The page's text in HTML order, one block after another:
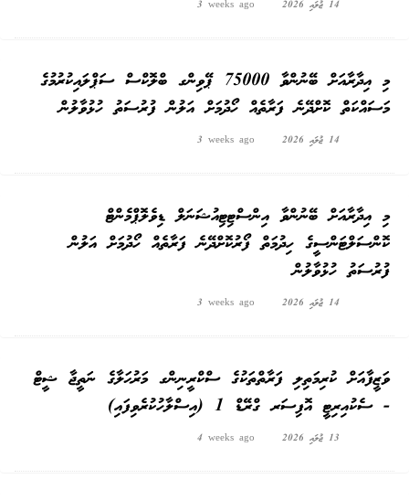
14 ޖުލައި 2026 3 weeks ago
މި އިދާރާއަށް ބޭނުންވާ 75000 ޕޭވިންގ ބްލޮކްސް ސަޕްލައިކުރުމުގެ
މަސައްކަތް ކޮށްދޭނެ ފަރާތެއް ހޯދުމަށް އަލުން ފުރުސަތު ހުޅުވާލުން
14 ޖުލައި 2026 3 weeks ago
މި އިދާރާއަށް ބޭނުންވާ އިންސްޓިޓިއުޝަނަލް ޑިވެލޮޕްމެންޓް
ކޮންސަލްޓަންސީގެ ހިދުމަތް ފޯރުކޮށްދޭނެ ފަރާތެއް ހޯދުމަށް އަލުން
ފުރުސަތު ހުޅުވާލުން
14 ޖުލައި 2026 3 weeks ago
ވަޒީފާއަށް ކުރިމަތިލި ފަރާތްތަކުގެ ސްކްރީނިންގ މަރުޙަލާގެ ނަތީޖާ ޝީޓް
- ސެކުއިރިޓީ އޮފިސަރ ގްރޭޑް 1 (އިސްލާހުކުރެވިފައި)
13 ޖުލައި 2026 4 weeks ago